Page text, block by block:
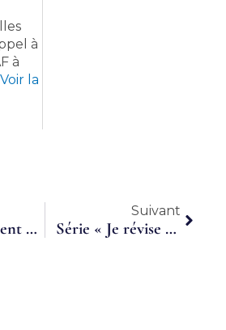
à
à
Voir la
« Le groupement d’employeurs : simple et efficace, il nous facilite la tâche ! »
Suivant
Série « Je révise pendant l’été », épisode 6 : Le 2ème Observatoire des DAF à temps partagé